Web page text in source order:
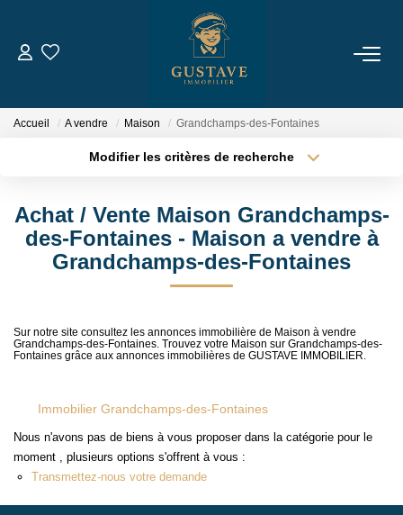
ACHETER
NOTRE AGENCE
Notre Équipe
Nous Rejoindre
ACTUALITÉS
CONTACT
Accueil A vendre Maison Grandchamps-des-Fontaines
Modifier les critères de recherche
Sélectionnez...
Type de bien
Surface min
Achat / Vente Maison Grandchamps-
des-Fontaines - Maison a vendre à
Grandchamps-des-Fontaines
Sur notre site consultez les annonces immobilière de Maison à vendre
Grandchamps-des-Fontaines. Trouvez votre Maison sur Grandchamps-des-
Fontaines grâce aux annonces immobilières de GUSTAVE IMMOBILIER.
Immobilier Grandchamps-des-Fontaines
Nous n'avons pas de biens à vous proposer dans la catégorie pour le
moment , plusieurs options s'offrent à vous :
Transmettez-nous votre demande